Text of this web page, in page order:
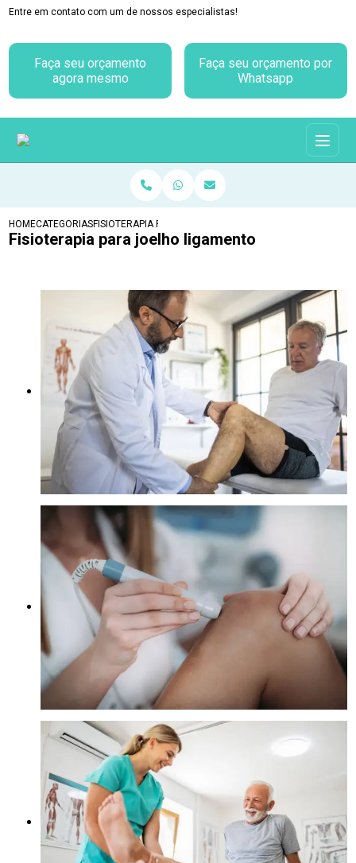
Entre em contato com um de nossos especialistas!
Faça seu orçamento
agora mesmo
Faça seu orçamento por
Whatsapp
HOMECATEGORIASFISIOTERAPIA PARA JOELHO LIGAMENTO
Fisioterapia para joelho ligamento